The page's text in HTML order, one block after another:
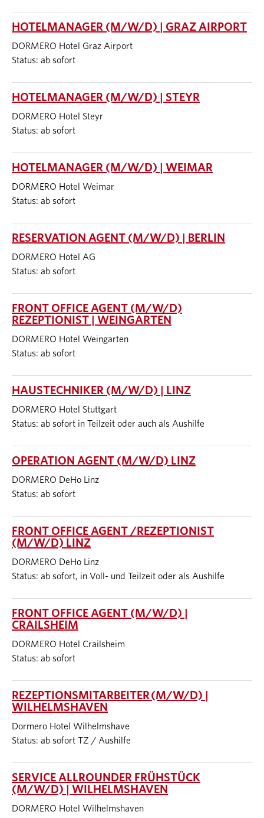
HOTELMANAGER (M/W/D) | GRAZ AIRPORT
DORMERO Hotel Graz Airport
Status: ab sofort
HOTELMANAGER (M/W/D) | STEYR
DORMERO Hotel Steyr
Status: ab sofort
HOTELMANAGER (M/W/D) | WEIMAR
DORMERO Hotel Weimar
Status: ab sofort
RESERVATION AGENT (M/W/D) | BERLIN
DORMERO Hotel AG
Status: ab sofort
FRONT OFFICE AGENT (M/W/D)
REZEPTIONIST | WEINGARTEN
DORMERO Hotel Weingarten
Status: ab sofort
HAUSTECHNIKER (M/W/D) | LINZ
DORMERO Hotel Stuttgart
Status: ab sofort in Teilzeit oder auch als Aushilfe
OPERATION AGENT (M/W/D) LINZ
DORMERO DeHo Linz
Status: ab sofort
FRONT OFFICE AGENT /REZEPTIONIST
(M/W/D) LINZ
DORMERO DeHo Linz
Status: ab sofort, in Voll- und Teilzeit oder als Aushilfe
FRONT OFFICE AGENT (M/W/D) |
CRAILSHEIM
DORMERO Hotel Crailsheim
Status: ab sofort
REZEPTIONSMITARBEITER (M/W/D) |
WILHELMSHAVEN
Dormero Hotel Wilhelmshave
Status: ab sofort TZ / Aushilfe
SERVICE ALLROUNDER FRÜHSTÜCK
(M/W/D) | WILHELMSHAVEN
DORMERO Hotel Wilhelmshaven